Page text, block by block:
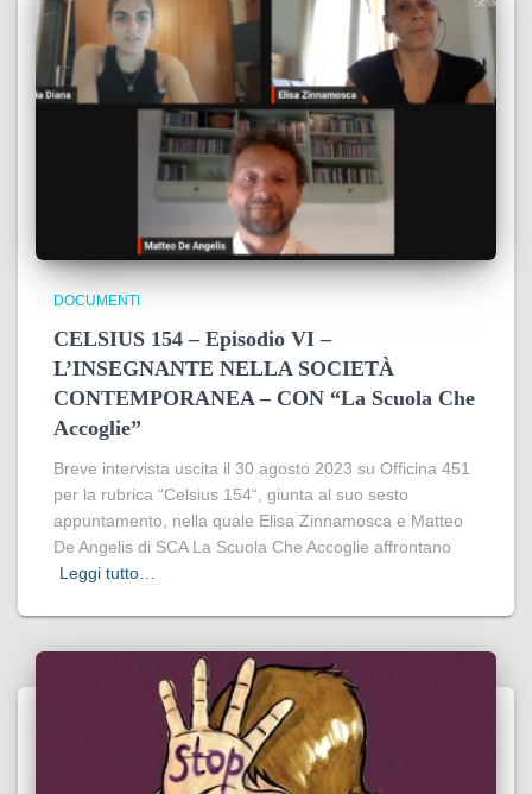
DOCUMENTI
CELSIUS 154 – Episodio VI –
L’INSEGNANTE NELLA SOCIETÀ
CONTEMPORANEA – CON “La Scuola Che
Accoglie”
Breve intervista uscita il 30 agosto 2023 su Officina 451
per la rubrica “Celsius 154“, giunta al suo sesto
appuntamento, nella quale Elisa Zinnamosca e Matteo
De Angelis di SCA La Scuola Che Accoglie affrontano
Leggi tutto…